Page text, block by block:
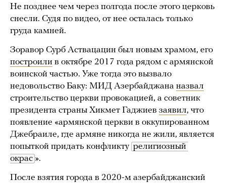
Не позднее чем через полгода после этого церковь
снесли. Судя по видео, от нее осталась только
груда камней.
Зоравор Сурб Аствацацин был новым храмом, его
построили в октябре 2017 года рядом с армянской
воинской частью. Уже тогда это вызвало
недовольство Баку: МИД Азербайджана назвал
строительство церкви провокацией, а советник
президента страны Хикмет Гаджиев заявил, что
появление «армянской церкви в оккупированном
Джебраиле, где армяне никогда не жили, является
попыткой придать конфликту религиозный
окрас ».
После взятия города в 2020-м азербайджанский